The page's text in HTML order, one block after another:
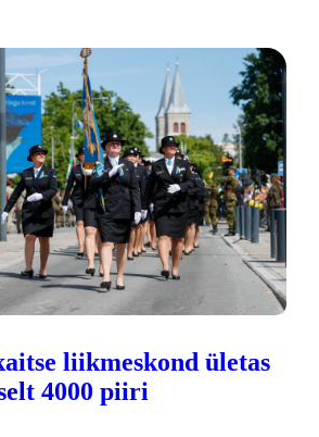
liikmeskond ületas
4000 piiri